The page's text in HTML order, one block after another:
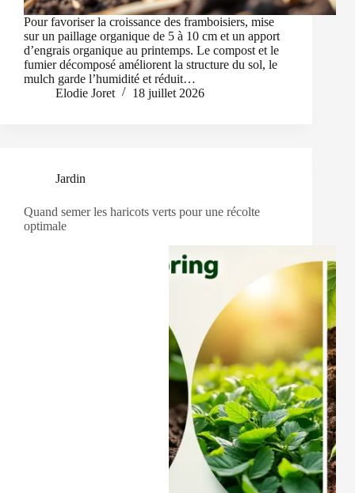
Pour favoriser la croissance des framboisiers, mise
sur un paillage organique de 5 à 10 cm et un apport
d’engrais organique au printemps. Le compost et le
fumier décomposé améliorent la structure du sol, le
mulch garde l’humidité et réduit…
Elodie Joret
18 juillet 2026
Jardin
Quand semer les haricots verts pour une récolte
optimale